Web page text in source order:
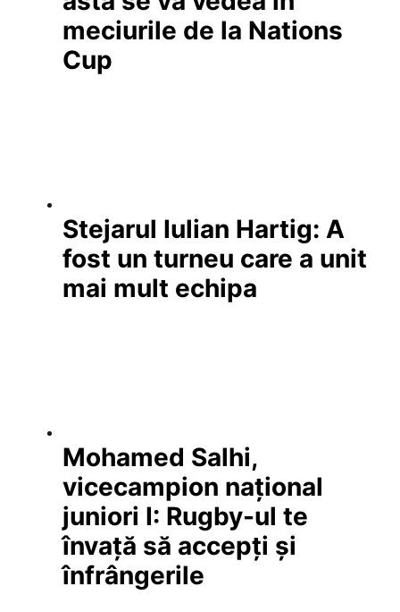
meciurile de la Nations
Cup
Stejarul Iulian Hartig: A
fost un turneu care a unit
mai mult echipa
Mohamed Salhi,
vicecampion național
juniori I: Rugby-ul te
învață să accepți și
înfrângerile